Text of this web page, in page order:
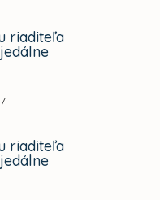
riaditeľa
riaditeľa